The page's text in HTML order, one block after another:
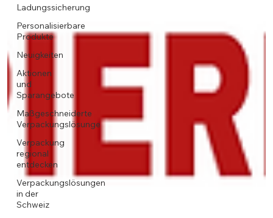
Ladungssicherung
Personalisierbare
Produkte
Neuigkeiten
Aktionen
und
Sparangebote
Maßgeschneiderte
Verpackungslösunge
Verpackung
regional
entdecken
Verpackungslösungen
in der
Schweiz